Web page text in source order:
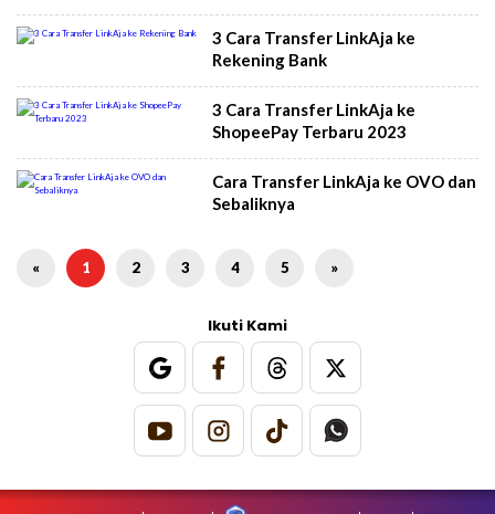
3 Cara Transfer LinkAja ke
Rekening Bank
3 Cara Transfer LinkAja ke
ShopeePay Terbaru 2023
Cara Transfer LinkAja ke OVO dan
Sebaliknya
« 1 2 3 4 5 »
Ikuti Kami